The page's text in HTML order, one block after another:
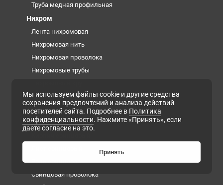
Труба медная профильная
Нихром
Лента нихромовая
Нихромовая нить
Нихромовая проволока
Нихромовые трубы
Свинец
Анод свинцовый
Дробь свинцовая
Роль свинцовая
Свинцовая проволока
Мы используем файлы cookie и другие средства
сохранения предпочтений и анализа действий
посетителей сайта. Подробнее в Политика
конфиденциальности. Нажмите «Принять», если
даете согласие на это.
Принять